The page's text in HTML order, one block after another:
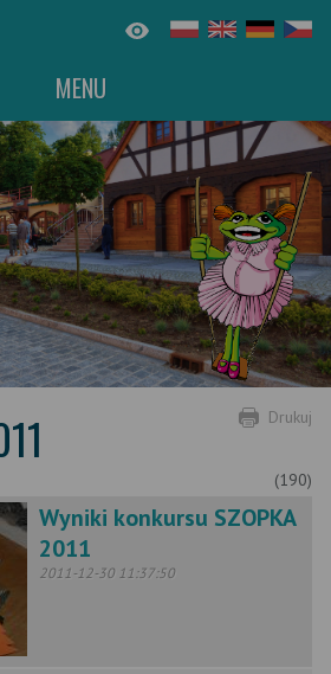
MENU
Drukuj
(190)
Wyniki konkursu SZOPKA
2011
2011-12-30 11:37:50